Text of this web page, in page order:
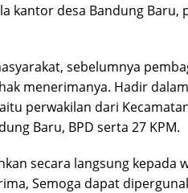
kantor desa Bandung Baru,
sebelumnya
menerimanya. Hadir dalam
perwakilan dari
Baru, BPD serta 27 KPM.
secara langsung kepada
Semoga dapat